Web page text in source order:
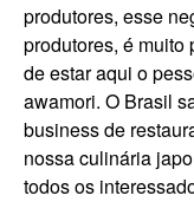
produtores, esse
produtores, é
de estar aqui o
awamori. O Brasil
business de
nossa culinária
todos os